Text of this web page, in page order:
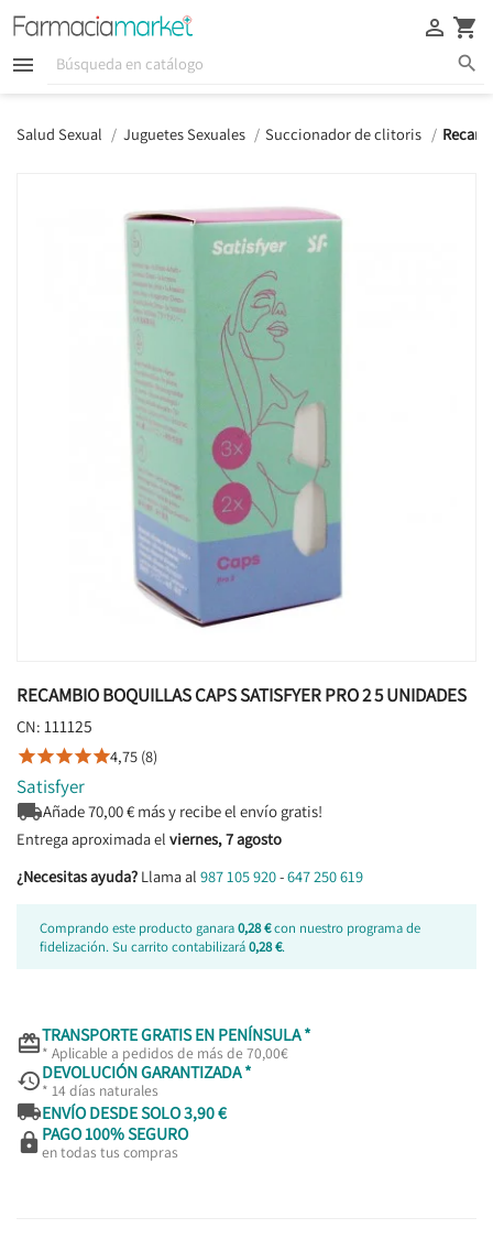
  
 
Salud Sexual Juguetes Sexuales Succionador de clitoris
RECAMBIO BOQUILLAS CAPS SATISFYER PRO 2 5 UNIDADES
CN: 111125
4,75 (8)
Satisfyer
Añade70,00€ más y recibe el envío gratis!
Entrega aproximada el viernes, 7 agosto
¿Necesitas ayuda? Llama al 987 105 920-647 250 619
Comprando este producto ganara0,28 €con nuestro programa de
fidelización. Su carrito contabilizará0,28 €.
TRANSPORTE GRATIS EN PENÍNSULA *
* Aplicable a pedidos de más de 70,00€
DEVOLUCIÓN GARANTIZADA *
* 14 días naturales
ENVÍO DESDE SOLO 3,90 €
 PAGO 100% SEGURO
en todas tus compras